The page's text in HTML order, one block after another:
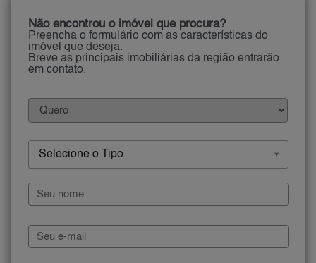
Não encontrou o imóvel que procura?
Preencha o formulário com as características do
imóvel que deseja.
Breve as principais imobiliárias da região entrarão
em contato.
Selecione o Tipo